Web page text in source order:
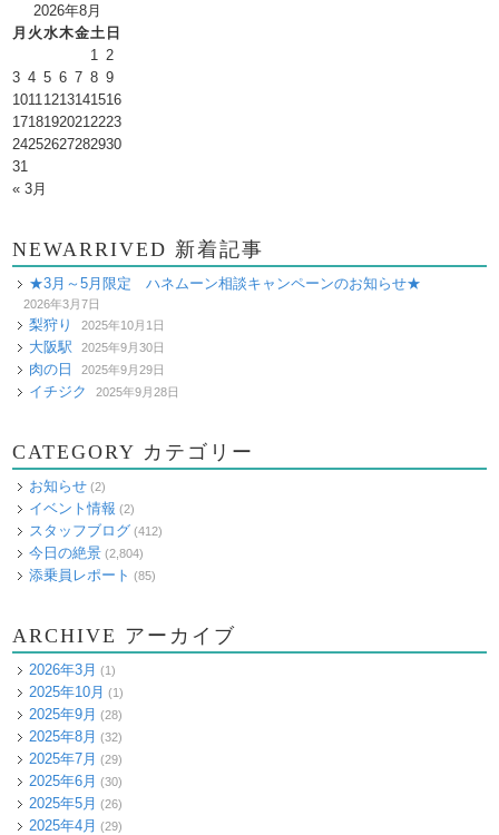
2026年8月
月 火水木金土 日
1
2
3 4 5 6 7 8 9
1011 1213141516
1718192021 2223
24252627282930
31
« 3月
NEWARRIVED 新着記事
★3月～5月限定 ハネムーン相談キャンペーンのお知らせ★
2026年3月7日
梨狩り 2025年10月1日
大阪駅 2025年9月30日
肉の日 2025年9月29日
イチジク 2025年9月28日
CATEGORY カテゴリー
お知らせ (2)
イベント情報 (2)
スタッフブログ (412)
今日の絶景 (2,804)
添乗員レポート (85)
ARCHIVE アーカイブ
2026年3月 (1)
2025年10月 (1)
2025年9月 (28)
2025年8月 (32)
2025年7月 (29)
2025年6月 (30)
2025年5月 (26)
2025年4月 (29)